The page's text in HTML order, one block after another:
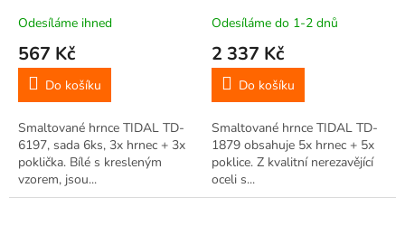
Odesíláme ihned
567 Kč
Do košíku
Smaltované hrnce TIDAL TD-
6197, sada 6ks, 3x hrnec + 3x
poklička. Bílé s kresleným
vzorem, jsou...
10ks, TD-1879
Odesíláme do 1-2 dnů
2 337 Kč
Do košíku
Smaltované hrnce TIDAL TD-
1879 obsahuje 5x hrnec + 5x
poklice. Z kvalitní nerezavějící
oceli s...